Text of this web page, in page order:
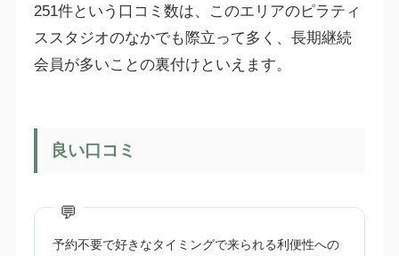
251件という口コミ数は、このエリアのピラティ
ススタジオのなかでも際立って多く、長期継続
会員が多いことの裏付けといえます。
良い口コミ
予約不要で好きなタイミングで来られる利便性への